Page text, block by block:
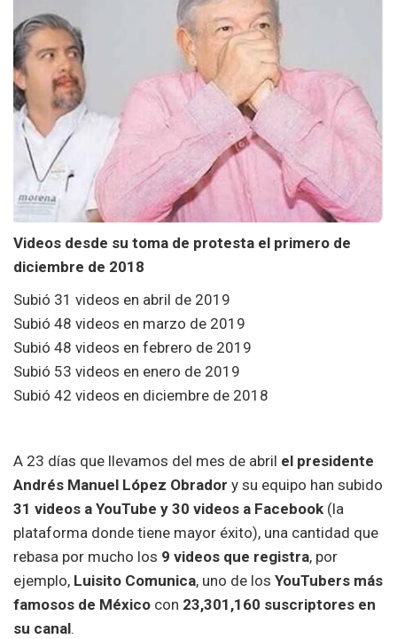
Videos desde su toma de protesta el primero de
diciembre de 2018
Subió 31 videos en abril de 2019
Subió 48 videos en marzo de 2019
Subió 48 videos en febrero de 2019
Subió 53 videos en enero de 2019
Subió 42 videos en diciembre de 2018
A 23 días que llevamos del mes de abril el presidente
Andrés Manuel López Obrador y su equipo han subido
31 videos a YouTube y 30 videos a Facebook (la
plataforma donde tiene mayor éxito), una cantidad que
rebasa por mucho los 9 videos que registra, por
ejemplo, Luisito Comunica, uno de los YouTubers más
famosos de México con 23,301,160 suscriptores en
su canal.